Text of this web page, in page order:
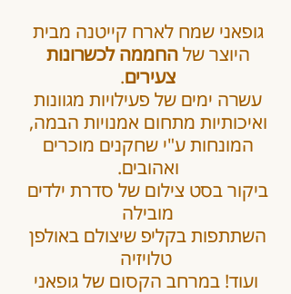
גופאני שמח לארח קייטנה מבית
היוצר של החממה לכשרונות
צעירים.
עשרה ימים של פעילויות מגוונות
ואיכותיות מתחום אמנויות הבמה,
המונחות ע"י שחקנים מוכרים
ואהובים.
ביקור בסט צילום של סדרת ילדים
מובילה
השתתפות בקליפ שיצולם באולפן
טלויזיה
ועוד! במרחב הקסום של גופאני